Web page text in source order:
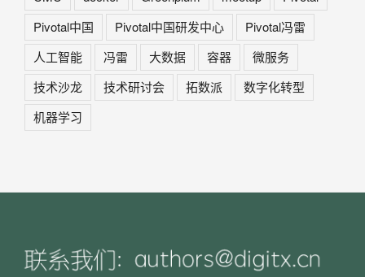
Pivotal中国
Pivotal中国研发中心
Pivotal冯雷
人工智能
冯雷 大数据 容器
微服务
技术沙龙
技术研讨会 拓数派
数字化转型
机器学习